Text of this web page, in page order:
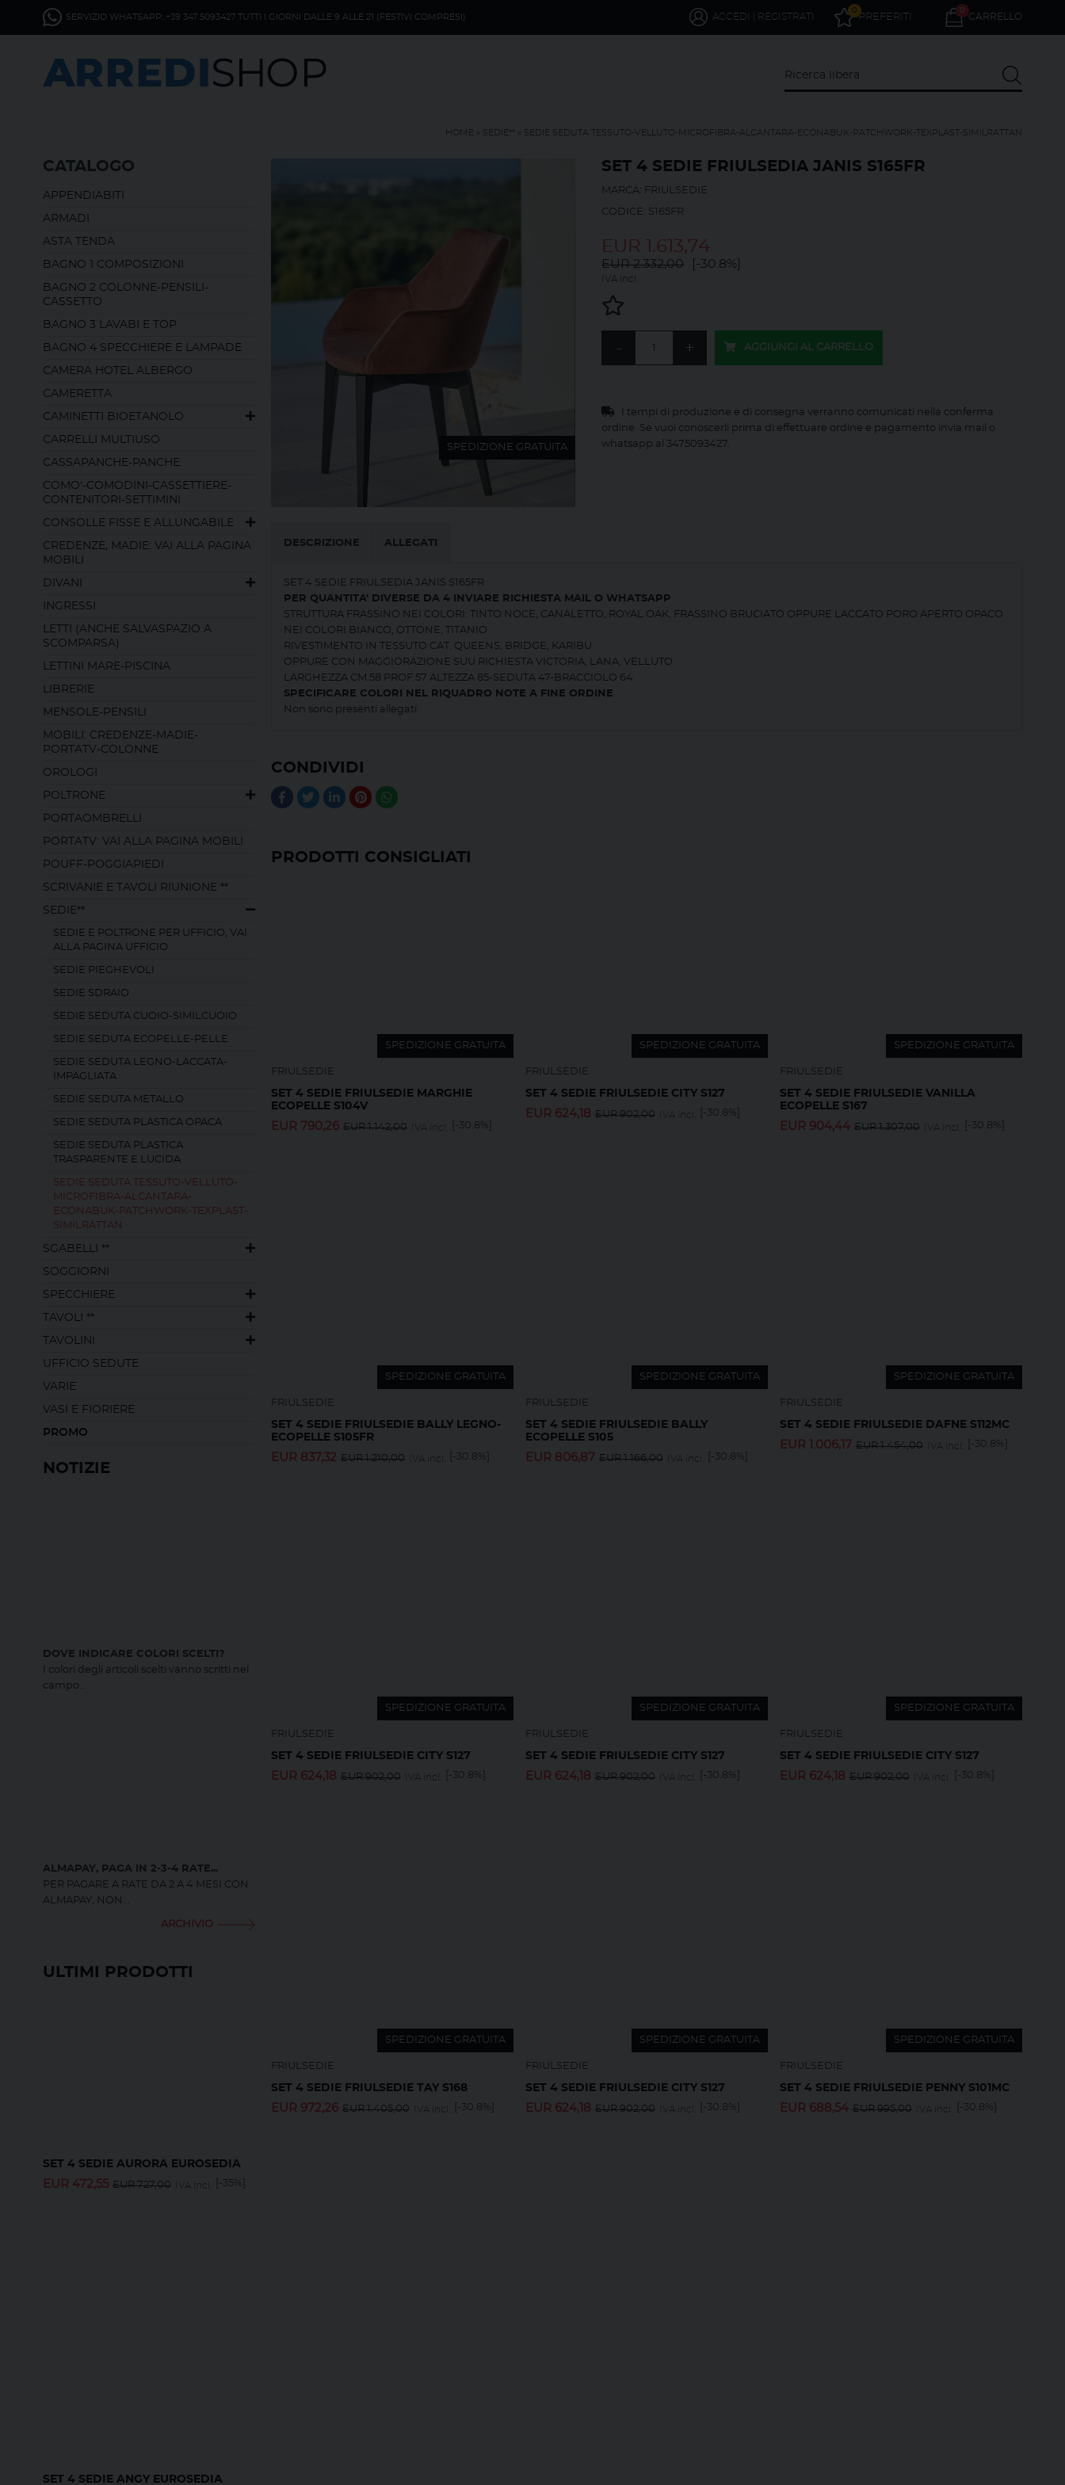
SERVIZIO WHATSAPP: +39 347 5093427 TUTTI I GIORNI DALLE 9 ALLE 21 (FESTIVI COMPRESI)
0
CARRELLO
PREFERITI
0
ACCEDI | REGISTRATI
HOME SEDIE** SEDIE SEDUTA TESSUTO-VELLUTO-MICROFIBRA-ALCANTARA-ECONABUK-PATCHWORK-TEXPLAST-SIMILRATTAN
CATALOGO
APPENDIABITI
ARMADI
ASTA TENDA
BAGNO 1 COMPOSIZIONI
BAGNO 2 COLONNE-PENSILI-
CASSETTO
BAGNO 3 LAVABI E TOP
BAGNO 4 SPECCHIERE E LAMPADE
CAMERA HOTEL ALBERGO
CAMERETTA
CAMINETTI BIOETANOLO
CARRELLI MULTIUSO
CASSAPANCHE-PANCHE
COMO'-COMODINI-CASSETTIERE-
CONTENITORI-SETTIMINI
CONSOLLE FISSE E ALLUNGABILE
CREDENZE, MADIE: VAI ALLA PAGINA
MOBILI
DIVANI
INGRESSI
LETTI (ANCHE SALVASPAZIO A
SCOMPARSA)
LETTINI MARE-PISCINA
LIBRERIE
MENSOLE-PENSILI
MOBILI: CREDENZE-MADIE-
PORTATV-COLONNE
OROLOGI
POLTRONE
PORTAOMBRELLI
PORTATV: VAI ALLA PAGINA MOBILI
POUFF-POGGIAPIEDI
SCRIVANIE E TAVOLI RIUNIONE **
SEDIE**
SEDIE E POLTRONE PER UFFICIO, VAI
ALLA PAGINA UFFICIO
SEDIE PIEGHEVOLI
SEDIE SDRAIO
SEDIE SEDUTA CUOIO-SIMILCUOIO
SEDIE SEDUTA ECOPELLE-PELLE
SEDIE SEDUTA LEGNO-LACCATA-
IMPAGLIATA
SEDIE SEDUTA METALLO
SEDIE SEDUTA PLASTICA OPACA
SEDIE SEDUTA PLASTICA
TRASPARENTE E LUCIDA
SEDIE SEDUTA TESSUTO-VELLUTO-
MICROFIBRA-ALCANTARA-
ECONABUK-PATCHWORK-TEXPLAST-
SIMILRATTAN
SGABELLI **
SOGGIORNI
SPECCHIERE
TAVOLI **
TAVOLINI
UFFICIO SEDUTE
VARIE
VASI E FIORIERE
PROMO
NOTIZIE
DOVE INDICARE COLORI SCELTI?
I colori degli articoli scelti vanno scritti nel
campo...
ALMAPAY, PAGA IN 2-3-4 RATE...
PER PAGARE A RATE DA 2 A 4 MESI CON
ALMAPAY, NON...
ARCHIVIO
ULTIMI PRODOTTI
SET 4 SEDIE AURORA EUROSEDIA
EUR 472,55 EUR727,00 IVA incl. [-35%]
SET 4 SEDIE ANGY EUROSEDIA
SPEDIZIONE GRATUITA
SET 4 SEDIE FRIULSEDIA JANIS S165FR
MARCA: FRIULSEDIE
CODICE: S165FR
EUR 1.613,74
EUR 2.332,00 [-30.8%]
IVA incl.
- + AGGIUNGI AL CARRELLO
I tempi di produzione e di consegna verranno comunicati nella conferma
ordine. Se vuoi conoscerli prima di effettuare ordine e pagamento invia mail o
whatsapp al 3475093427.
DESCRIZIONE ALLEGATI
SET 4 SEDIE FRIULSEDIA JANIS S165FR
PER QUANTITA' DIVERSE DA 4 INVIARE RICHIESTA MAIL O WHATSAPP
STRUTTURA FRASSINO NEI COLORI: TINTO NOCE, CANALETTO, ROYAL OAK, FRASSINO BRUCIATO OPPURE LACCATO PORO APERTO OPACO
NEI COLORI BIANCO, OTTONE, TITANIO
RIVESTIMENTO IN TESSUTO CAT. QUEENS, BRIDGE, KARIBU
OPPURE CON MAGGIORAZIONE SUU RICHIESTA VICTORIA, LANA, VELLUTO
LARGHEZZA CM.58 PROF.57 ALTEZZA 85-SEDUTA 47-BRACCIOLO 64
SPECIFICARE COLORI NEL RIQUADRO NOTE A FINE ORDINE
Non sono presenti allegati
CONDIVIDI
PRODOTTI CONSIGLIATI
SPEDIZIONE GRATUITA
FRIULSEDIE
SET 4 SEDIE FRIULSEDIE MARGHIE
ECOPELLE S104V
EUR 790,26 EUR1.142,00 IVA incl. [-30.8%]
SPEDIZIONE GRATUITA
FRIULSEDIE
SET 4 SEDIE FRIULSEDIE CITY S127
EUR 624,18 EUR902,00 IVA incl. [-30.8%]
SPEDIZIONE GRATUITA
FRIULSEDIE
SET 4 SEDIE FRIULSEDIE VANILLA
ECOPELLE S167
EUR 904,44 EUR1.307,00 IVA incl. [-30.8%]
SPEDIZIONE GRATUITA
FRIULSEDIE
SET 4 SEDIE FRIULSEDIE BALLY LEGNO-
ECOPELLE S105FR
EUR 837,32 EUR1.210,00 IVA incl. [-30.8%]
SPEDIZIONE GRATUITA
FRIULSEDIE
SET 4 SEDIE FRIULSEDIE BALLY
ECOPELLE S105
EUR 806,87 EUR1.166,00 IVA incl. [-30.8%]
SPEDIZIONE GRATUITA
FRIULSEDIE
SET 4 SEDIE FRIULSEDIE DAFNE S112MC
EUR 1.006,17 EUR1.454,00 IVA incl. [-30.8%]
SPEDIZIONE GRATUITA
FRIULSEDIE
SET 4 SEDIE FRIULSEDIE CITY S127
EUR 624,18 EUR902,00 IVA incl. [-30.8%]
SPEDIZIONE GRATUITA
FRIULSEDIE
SET 4 SEDIE FRIULSEDIE CITY S127
EUR 624,18 EUR902,00 IVA incl. [-30.8%]
SPEDIZIONE GRATUITA
FRIULSEDIE
SET 4 SEDIE FRIULSEDIE CITY S127
EUR 624,18 EUR902,00 IVA incl. [-30.8%]
SPEDIZIONE GRATUITA
FRIULSEDIE
SET 4 SEDIE FRIULSEDIE TAY S168
EUR 972,26 EUR1.405,00 IVA incl. [-30.8%]
SPEDIZIONE GRATUITA
FRIULSEDIE
SET 4 SEDIE FRIULSEDIE CITY S127
EUR 624,18 EUR902,00 IVA incl. [-30.8%]
SPEDIZIONE GRATUITA
FRIULSEDIE
SET 4 SEDIE FRIULSEDIE PENNY S101MC
EUR 688,54 EUR995,00 IVA incl. [-30.8%]